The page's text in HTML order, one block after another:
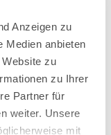
Anzeigen zu
Medien anbieten
zu
zu Ihrer
Partner für
weiter. Unsere
mit